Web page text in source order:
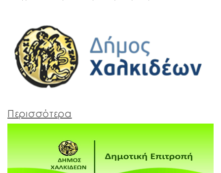
Περισσότερα